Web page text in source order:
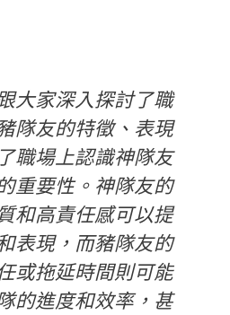
大家深入探討了職
隊友的特徵、表現
職場上認識神隊友
重要性。神隊友的
和高責任感可以提
表現，而豬隊友的
或拖延時間則可能
的進度和效率，甚